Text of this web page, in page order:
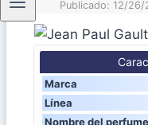
Publicado: 12/26/
Marca
Línea
Nombre del perfume